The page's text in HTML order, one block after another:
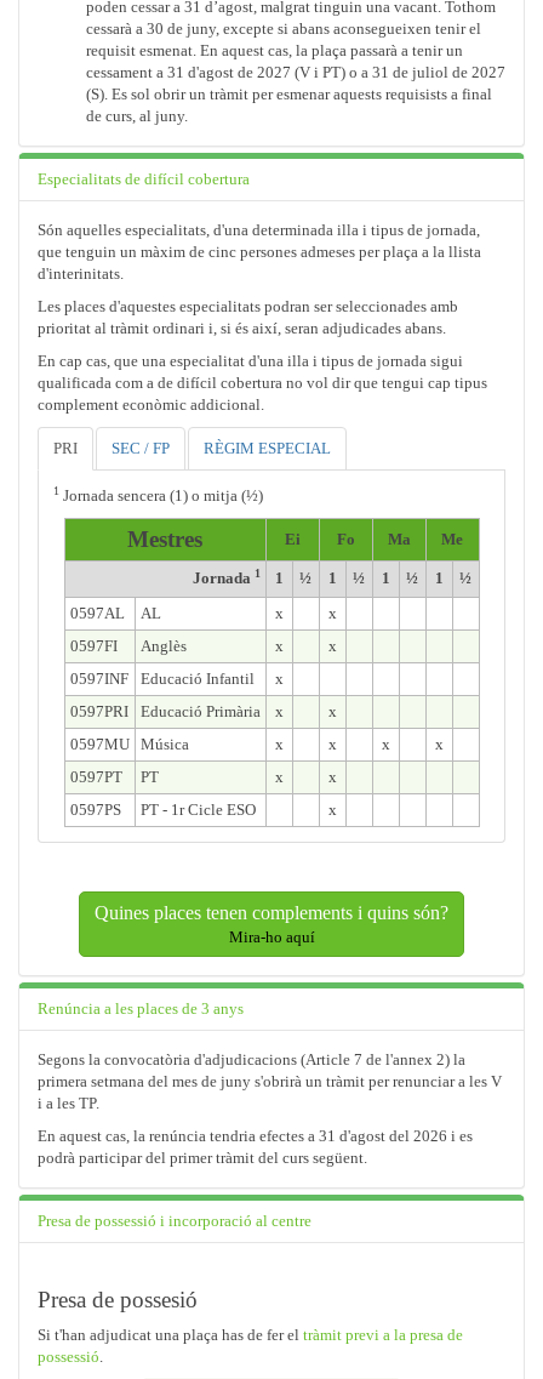
poden cessar a 31 d’agost, malgrat tinguin una vacant. Tothom
cessarà a 30 de juny, excepte si abans aconsegueixen tenir el
requisit esmenat. En aquest cas, la plaça passarà a tenir un
cessament a 31 d'agost de 2027 (V i PT) o a 31 de juliol de 2027
(S). Es sol obrir un tràmit per esmenar aquests requisists a final
de curs, al juny.
Especialitats de difícil cobertura
Són aquelles especialitats, d'una determinada illa i tipus de jornada,
que tenguin un màxim de cinc persones admeses per plaça a la llista
d'interinitats.
Les places d'aquestes especialitats podran ser seleccionades amb
prioritat al tràmit ordinari i, si és així, seran adjudicades abans.
En cap cas, que una especialitat d'una illa i tipus de jornada sigui
qualificada com a de difícil cobertura no vol dir que tengui cap tipus
complement econòmic addicional.
PRI SEC / FP RÈGIM ESPECIAL
1 Jornada sencera (1) o mitja (½)
Mestres Ei Fo Ma Me
Jornada 1 1 ½ 1 ½ 1 ½ 1
½
0597AL
AL x
x
0597FI
Anglès x
x
0597INF
Educació Infantil
x
0597PRI
Educació Primària x
x
0597MU
Música x x x
x
0597PT
PT x
x
0597PS
PT - 1r Cicle ESO x
Quines places tenen complements i quins són?
Mira-ho aquí
Renúncia a les places de 3 anys
Segons la convocatòria d'adjudicacions (Article 7 de l'annex 2) la
primera setmana del mes de juny s'obrirà un tràmit per renunciar a les V
i a les TP.
En aquest cas, la renúncia tendria efectes a 31 d'agost del 2026 i es
podrà participar del primer tràmit del curs següent.
Presa de possessió i incorporació al centre
Presa de possesió
Si t'han adjudicat una plaça has de fer el tràmit previ a la presa de
possessió.